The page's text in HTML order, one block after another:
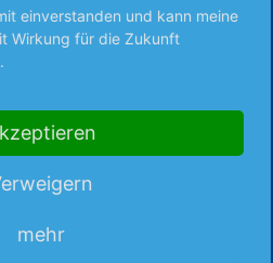
einverstanden und kann meine
Wirkung für die Zukunft
mehr